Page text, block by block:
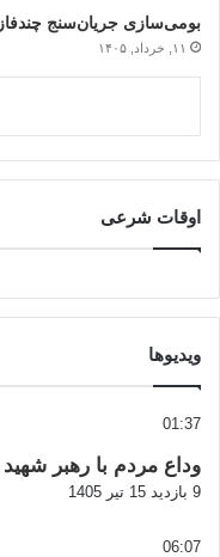
بومی‌سازی جریان‌سنج
۱۱, خرداد, ۱۴۰۵
اوقات شرعی
ویدیوها
01:37
وداع مردم با رهبر
9 بازدید 15 تیر 1405
06:07